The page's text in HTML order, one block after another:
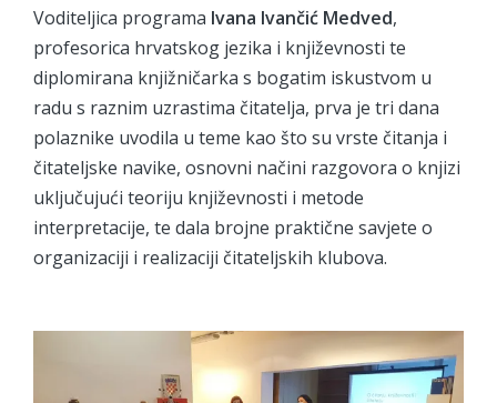
Voditeljica programa Ivana Ivančić Medved,
profesorica hrvatskog jezika i književnosti te
diplomirana knjižničarka s bogatim iskustvom u
radu s raznim uzrastima čitatelja, prva je tri dana
polaznike uvodila u teme kao što su vrste čitanja i
čitateljske navike, osnovni načini razgovora o knjizi
uključujući teoriju književnosti i metode
interpretacije, te dala brojne praktične savjete o
organizaciji i realizaciji čitateljskih klubova.